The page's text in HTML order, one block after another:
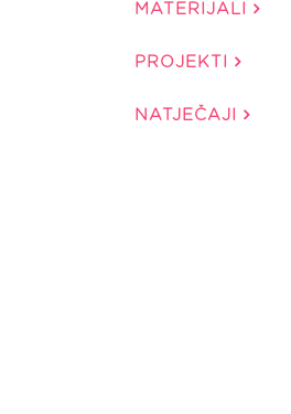
MATERIJALI
PROJEKTI
NATJEČAJI